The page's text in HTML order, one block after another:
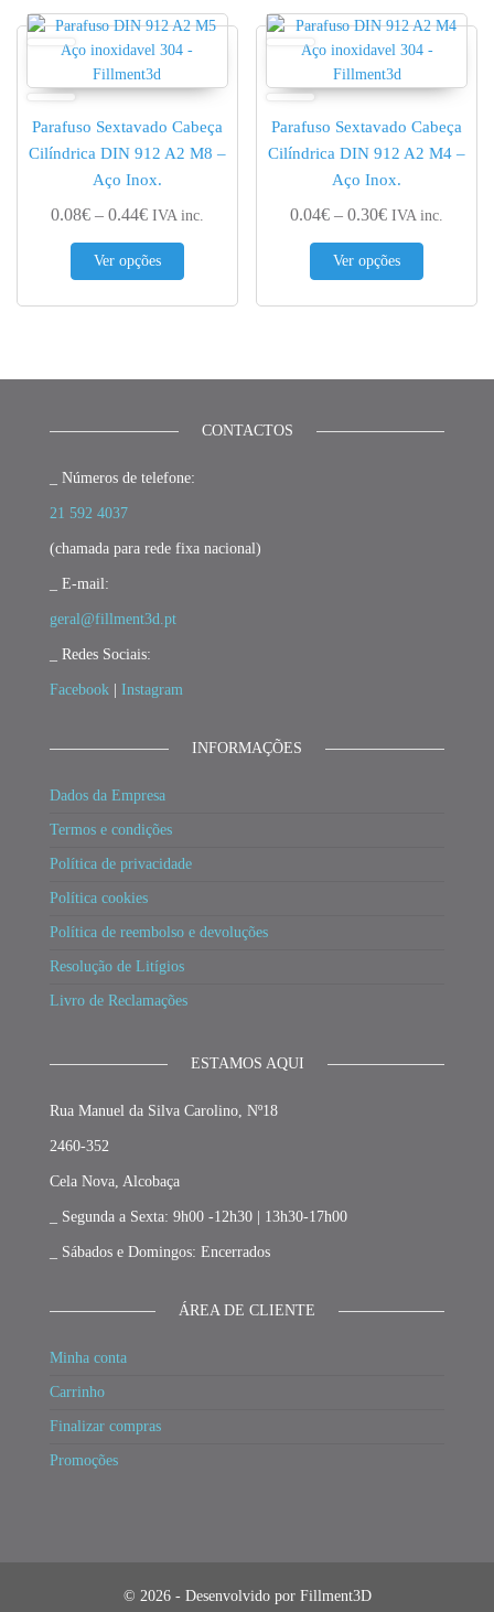
Parafuso Sextavado Cabeça
Cilíndrica DIN 912 A2 M8 –
Aço Inox.
0.08€ – 0.44€Price range: 0.08€ through 0.44€
IVA inc.
Ver opções
This product has multiple variants. The options
Parafuso Sextavado Cabeça
Cilíndrica DIN 912 A2 M4 –
Aço Inox.
0.04€ – 0.30€Price range:
IVA inc.
Ver opções
This
CONTACTOS
_ Números de telefone:
21 592 4037
(chamada para rede fixa nacional)
_ E-mail:
geral@fillment3d.pt
_ Redes Sociais:
Facebook Instagram
INFORMAÇÕES
Dados da Empresa
Termos e condições
Política de privacidade
Política cookies
Política de reembolso e devoluções
Resolução de Litígios
Livro de Reclamações
ESTAMOS AQUI
Rua Manuel da Silva Carolino, Nº18
2460-352
Cela Nova, Alcobaça
_ Segunda a Sexta: 9h00 -12h30 | 13h30-17h00
_ Sábados e Domingos: Encerrados
ÁREA DE CLIENTE
Minha conta
Carrinho
Finalizar compras
Promoções
© 2026 - Desenvolvido por Fillment3D